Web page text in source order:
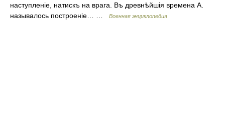
наступленіе, натискъ на врага. Въ древнѣйшія времена А.
называлось построеніе… …
Военная энциклопедия